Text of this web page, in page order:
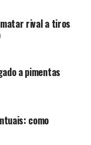
da
depois da
fixa na
a ser de
matar rival a tiros
a pimentas
como